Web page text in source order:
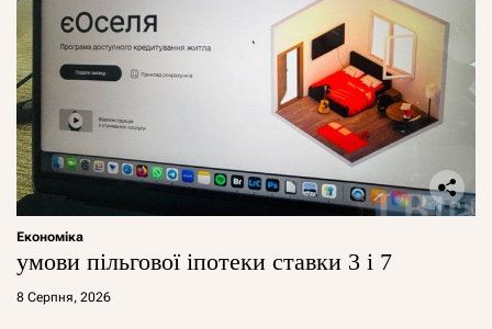
Економіка
умови пільгової іпотеки ставки 3 і 7
8 Серпня, 2026